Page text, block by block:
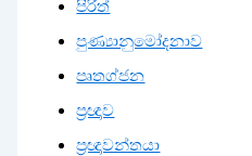
පිරිත්
පුණ්‍යානුමෝදනාව
පෘතග්ජන
ප්‍රඥාව
ප්‍රඥාවන්තයා